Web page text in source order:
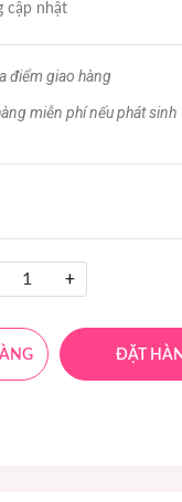
cập nhật
điểm giao hàng
miễn phí nếu phát sinh
+
ĐẶT